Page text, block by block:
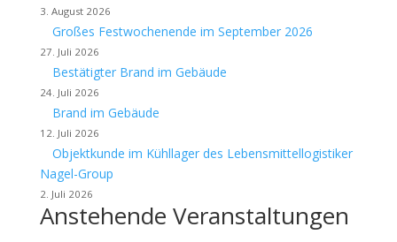
3. August 2026
Großes Festwochenende im September 2026
27. Juli 2026
Bestätigter Brand im Gebäude
24. Juli 2026
Brand im Gebäude
12. Juli 2026
Objektkunde im Kühllager des Lebensmittellogistiker
Nagel-Group
2. Juli 2026
Anstehende Veranstaltungen